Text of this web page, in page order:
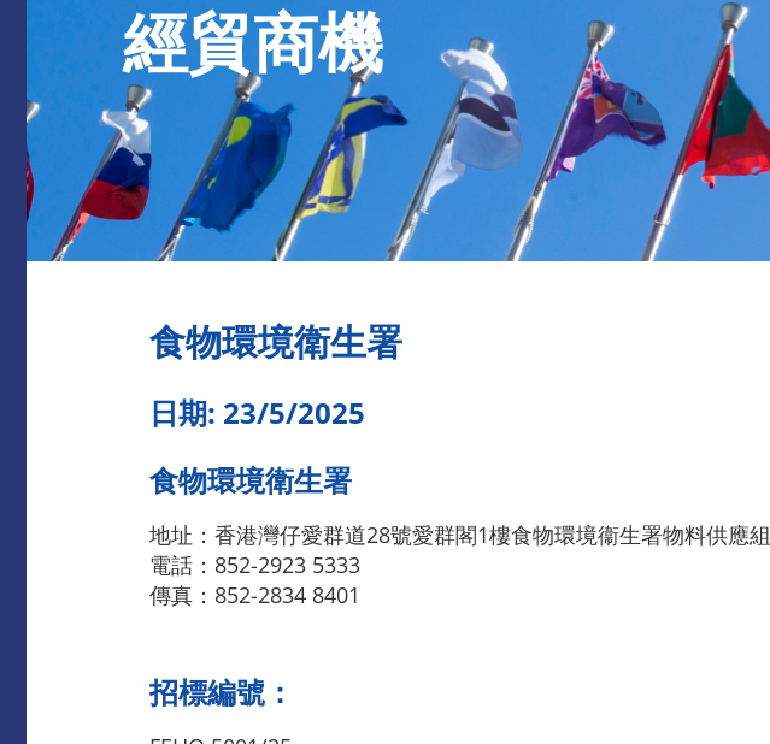
經貿商機
食物環境衛生署
日期: 23/5/2025
食物環境衛生署
地址：香港灣仔愛群道28號愛群閣1樓食物環境衞生署物料供應組
電話：852-2923 5333
傳真：852-2834 8401
招標編號：